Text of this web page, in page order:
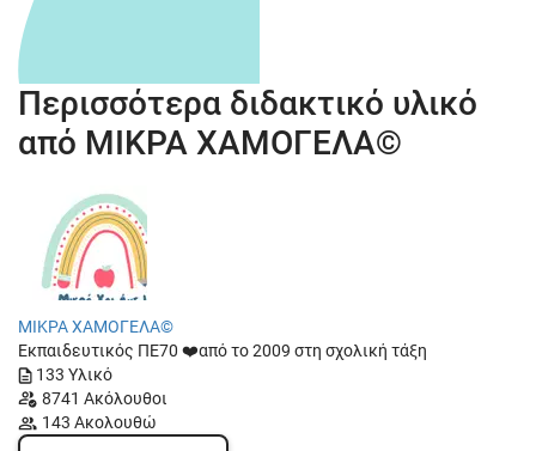
Περισσότερα διδακτικό υλικό
από ΜΙΚΡΑ ΧΑΜΟΓΕΛΑ©️
ΜΙΚΡΑ ΧΑΜΟΓΕΛΑ©️
Εκπαιδευτικός ΠΕ70 ❤️από το 2009 στη σχολική τάξη
133 Υλικό
8741 Ακόλουθοι
143 Ακολουθώ